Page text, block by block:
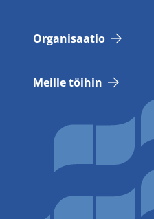
Or­ga­ni­saa­tio
Meil­le töi­hin